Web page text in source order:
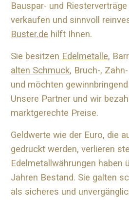
Bauspar- und
verkaufen und sinnvoll
Buster.de hilft Ihnen.
Sie besitzen Edelmetalle,
alten Schmuck, Bruch-,
und möchten
Unsere Partner und wir
marktgerechte Preise.
Geldwerte wie der Euro, die
gedruckt werden, verlieren
Edelmetallwährungen haben
Jahren Bestand. Sie galten
als sicheres und